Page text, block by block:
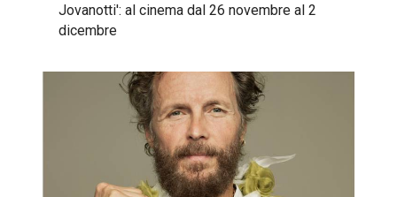
Jovanotti': al cinema dal 26 novembre al 2
dicembre